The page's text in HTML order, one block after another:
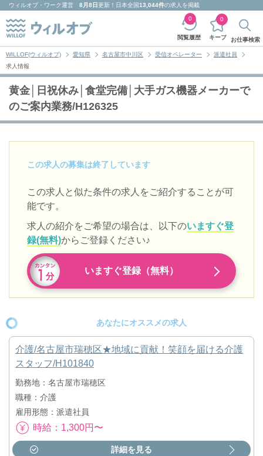
ウィルオブ・ワーク運営 8月8日更新！日本全国13,044件の求人を掲載
閲覧履歴
0
キープ
0
お仕事検索
WILLOF(ウィルオブ) 愛知県 名古屋市中川区 受信オペレーター
派遣社員
求人情報
黄金│日祝休み│食堂完備│大手ガス機器メーカーで
のご案内業務/H126325
この求人の募集は終了しています
この求人と似た条件の求人をご紹介することが可
能です。
求人の紹介をご希望の場合は、以下のいますぐ登
録(無料)からご登録ください♪
いますぐ登録（無料）
あなたにオススメの求人
介護/名古屋市瑞穂区★地域に貢献！笑顔を届ける介護
スタッフ/H101840
勤務地：名古屋市瑞穂区
職種：介護
雇用形態：派遣社員
時給：1,300円〜
詳細を見る